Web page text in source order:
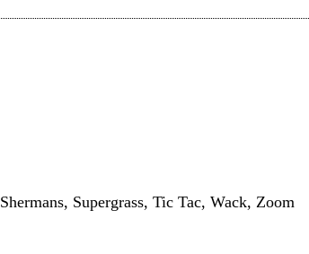
Supergrass, Tic Tac, Wack, Zoom